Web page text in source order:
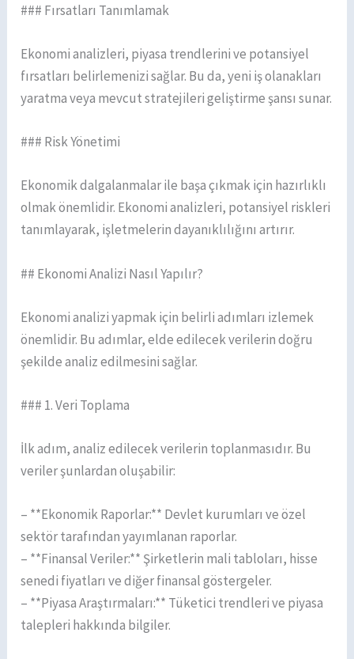
### Fırsatları Tanımlamak
Ekonomi analizleri, piyasa trendlerini ve potansiyel
fırsatları belirlemenizi sağlar. Bu da, yeni iş olanakları
yaratma veya mevcut stratejileri geliştirme şansı sunar.
### Risk Yönetimi
Ekonomik dalgalanmalar ile başa çıkmak için hazırlıklı
olmak önemlidir. Ekonomi analizleri, potansiyel riskleri
tanımlayarak, işletmelerin dayanıklılığını artırır.
## Ekonomi Analizi Nasıl Yapılır?
Ekonomi analizi yapmak için belirli adımları izlemek
önemlidir. Bu adımlar, elde edilecek verilerin doğru
şekilde analiz edilmesini sağlar.
### 1. Veri Toplama
İlk adım, analiz edilecek verilerin toplanmasıdır. Bu
veriler şunlardan oluşabilir:
– **Ekonomik Raporlar:** Devlet kurumları ve özel
sektör tarafından yayımlanan raporlar.
– **Finansal Veriler:** Şirketlerin mali tabloları, hisse
senedi fiyatları ve diğer finansal göstergeler.
– **Piyasa Araştırmaları:** Tüketici trendleri ve piyasa
talepleri hakkında bilgiler.